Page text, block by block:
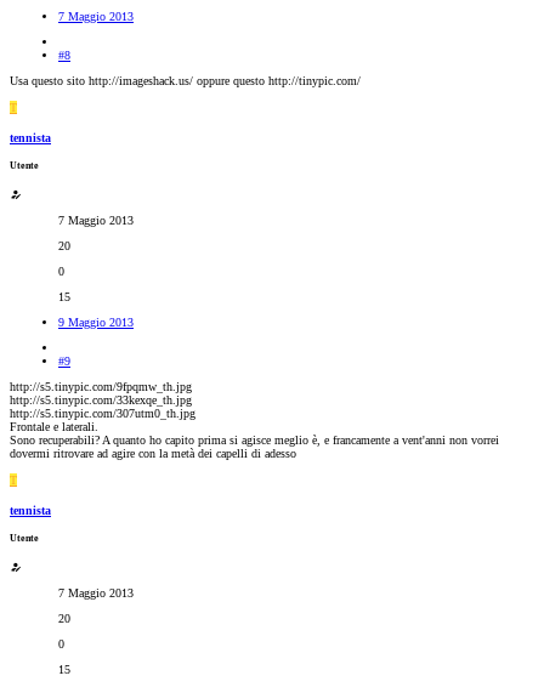
7 Maggio 2013
#8
Usa questo sito http://imageshack.us/ oppure questo http://tinypic.com/
T
tennista
Utente
7 Maggio 2013
20
0
15
9 Maggio 2013
#9
http://s5.tinypic.com/9fpqmw_th.jpg
http://s5.tinypic.com/33kexqe_th.jpg
http://s5.tinypic.com/307utm0_th.jpg
Frontale e laterali.
Sono recuperabili? A quanto ho capito prima si agisce meglio è, e francamente a vent'anni non vorrei
dovermi ritrovare ad agire con la metà dei capelli di adesso
T
tennista
Utente
7 Maggio 2013
20
0
15